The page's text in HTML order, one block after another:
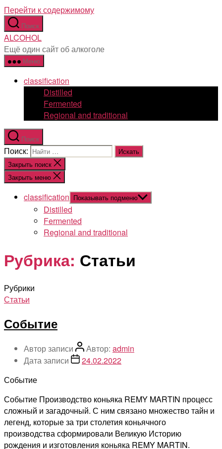
Перейти к содержимому
Поиск
ALCOHOL
Ещё один сайт об алкоголе
Меню
classification
Distilled
Fermented
Regional and traditional
Поиск
Поиск:
Закрыть поиск
Закрыть меню
classification Показывать подменю
Distilled
Fermented
Regional and traditional
Рубрика: Статьи
Рубрики
Статьи
Событие
Автор записи Автор: admin
Дата записи
24.02.2022
Событие
Событие Производство коньяка REMY MARTIN процесс
сложный и загадочный. С ним связано множество тайн и
легенд, которые за три столетия коньячного
производства сформировали Великую Историю
рождения и изготовления коньяка REMY MARTIN.